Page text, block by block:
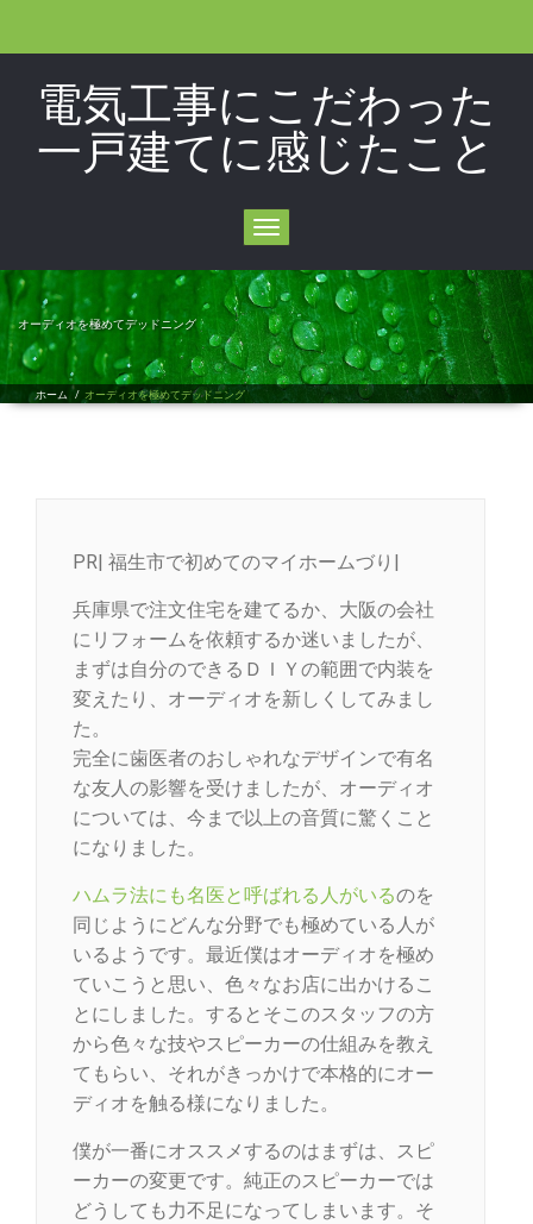
電気工事にこだわった
一戸建てに感じたこと
Toggle
navigation
オーディオを極めてデッドニング
ホーム / オーディオを極めてデッドニング
PR| 福生市で初めてのマイホームづり|
兵庫県で注文住宅を建てるか、大阪の会社
にリフォームを依頼するか迷いましたが、
まずは自分のできるＤＩＹの範囲で内装を
変えたり、オーディオを新しくしてみまし
た。
完全に歯医者のおしゃれなデザインで有名
な友人の影響を受けましたが、オーディオ
については、今まで以上の音質に驚くこと
になりました。
ハムラ法にも名医と呼ばれる人がいるのを
同じようにどんな分野でも極めている人が
いるようです。最近僕はオーディオを極め
ていこうと思い、色々なお店に出かけるこ
とにしました。するとそこのスタッフの方
から色々な技やスピーカーの仕組みを教え
てもらい、それがきっかけで本格的にオー
ディオを触る様になりました。
僕が一番にオススメするのはまずは、スピ
ーカーの変更です。純正のスピーカーでは
どうしても力不足になってしまいます。そ